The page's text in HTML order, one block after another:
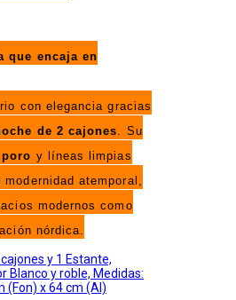
que encaja en
con elegancia gracias
de 2 cajones . Su
y líneas limpias
atemporal,
modernos como
nórdica.